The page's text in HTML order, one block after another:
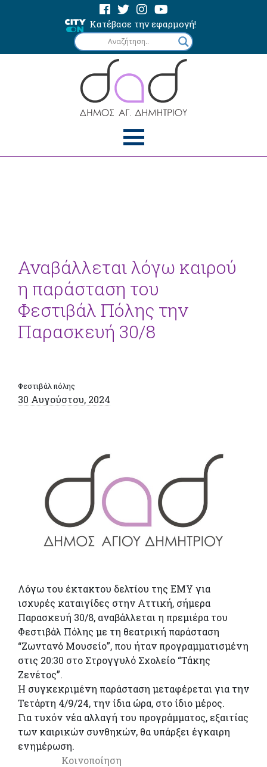
Κατέβασε την εφαρμογή!
Αναβάλλεται λόγω καιρού
η παράσταση του
Φεστιβάλ Πόλης την
Παρασκευή 30/8
Φεστιβάλ πόλης
30 Αυγούστου, 2024
Λόγω του έκτακτου δελτίου της ΕΜΥ για
ισχυρές καταιγίδες στην Αττική, σήμερα
Παρασκευή 30/8, αναβάλλεται η πρεμιέρα του
Φεστιβάλ Πόλης με τη θεατρική παράσταση
“Ζωντανό Μουσείο”, που ήταν προγραμματισμένη
στις 20:30 στο Στρογγυλό Σχολείο “Τάκης
Ζενέτος”.
Η συγκεκριμένη παράσταση μεταφέρεται για την
Τετάρτη 4/9/24, την ίδια ώρα, στο ίδιο μέρος.
Για τυχόν νέα αλλαγή του προγράμματος, εξαιτίας
των καιρικών συνθηκών, θα υπάρξει έγκαιρη
ενημέρωση.
Κοινοποίηση